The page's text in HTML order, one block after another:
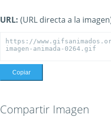
URL: (URL directa a la
Copiar
Compartir Imagen